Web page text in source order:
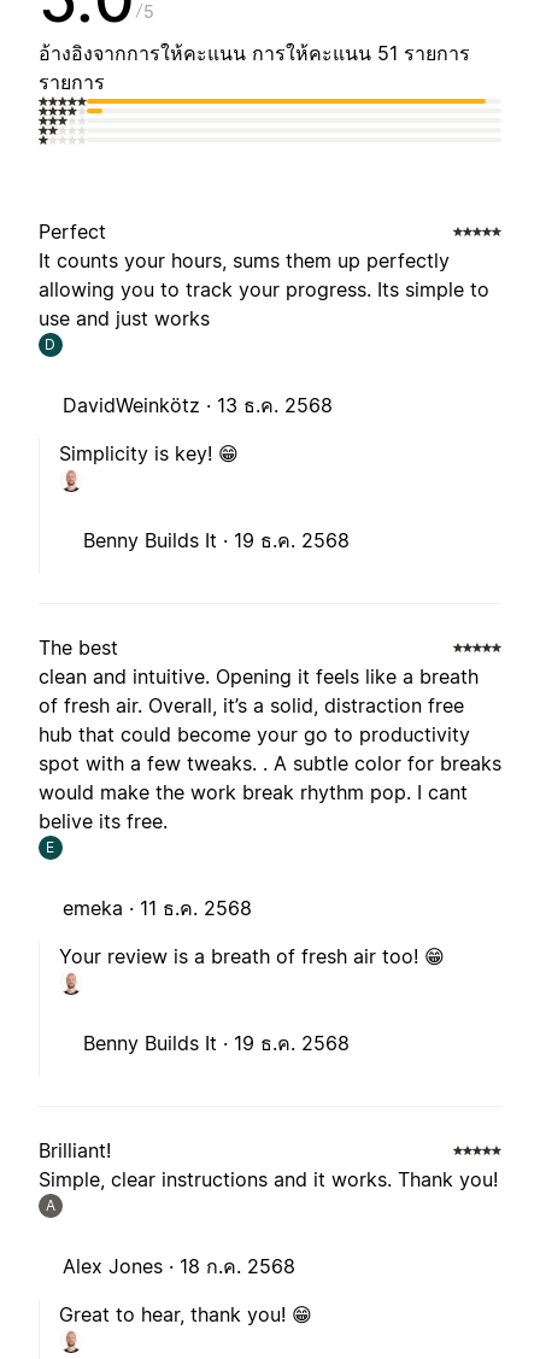
5
อ้างอิงจากการให้คะแนน การให้คะแนน 51 รายการ
รายการ
Perfect
It counts your hours, sums them up perfectly
allowing you to track your progress. Its simple to
use and just works
D
DavidWeinkötz · 13 ธ.ค. 2568
Simplicity is key! 😁
Benny Builds It · 19 ธ.ค. 2568
The best
clean and intuitive. Opening it feels like a breath
of fresh air. Overall, it’s a solid, distraction free
hub that could become your go to productivity
spot with a few tweaks. . A subtle color for breaks
would make the work break rhythm pop. I cant
belive its free.
E
emeka · 11 ธ.ค. 2568
Your review is a breath of fresh air too! 😁
Benny Builds It · 19 ธ.ค. 2568
Brilliant!
Simple, clear instructions and it works. Thank you!
A
Alex Jones · 18 ก.ค. 2568
Great to hear, thank you! 😁